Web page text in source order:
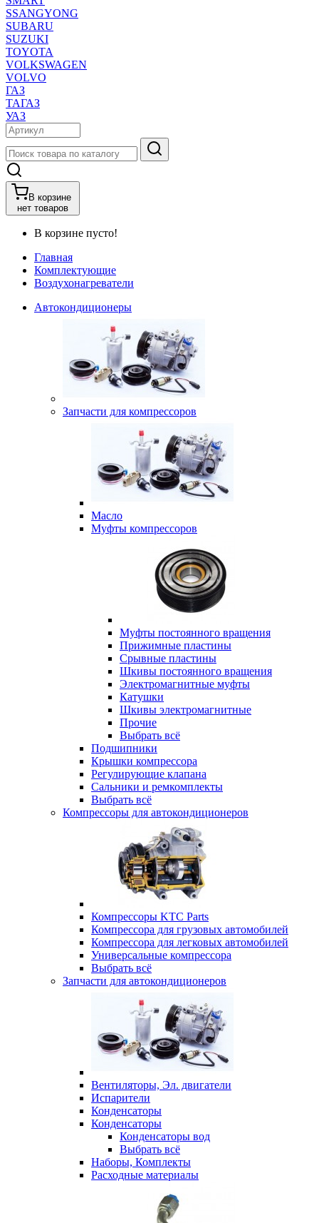
SSANGYONG
SUBARU
SUZUKI
TOYOTA
VOLKSWAGEN
VOLVO
ГАЗ
ТАГАЗ
УАЗ
В корзине
нет товаров
В корзине пусто!
Главная
Комплектующие
Воздухонагреватели
Автокондиционеры
Запчасти для компрессоров
Масло
Муфты компрессоров
Муфты постоянного вращения
Прижимные пластины
Срывные пластины
Шкивы постоянного вращения
Электромагнитные муфты
Катушки
Шкивы электромагнитные
Прочие
Выбрать всё
Подшипники
Крышки компрессора
Регулирующие клапана
Сальники и ремкомплекты
Выбрать всё
Компрессоры для автокондиционеров
Компрессоры KTC Parts
Компрессора для грузовых автомобилей
Компрессора для легковых автомобилей
Универсальные компрессора
Выбрать всё
Запчасти для автокондиционеров
Вентиляторы, Эл. двигатели
Испарители
Конденсаторы
Конденсаторы
Конденсаторы вод
Выбрать всё
Наборы, Комплекты
Расходные материалы